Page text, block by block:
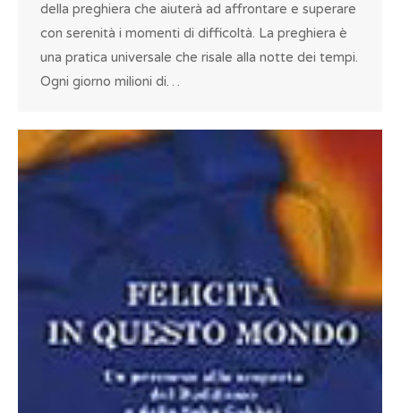
della preghiera che aiuterà ad affrontare e superare
con serenità i momenti di difficoltà. La preghiera è
una pratica universale che risale alla notte dei tempi.
Ogni giorno milioni di…